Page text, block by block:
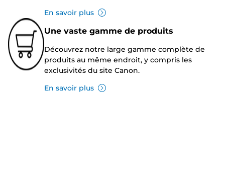
En savoir plus
Une vaste gamme de produits
Découvrez notre large gamme complète de
produits au même endroit, y compris les
exclusivités du site Canon.
En savoir plus